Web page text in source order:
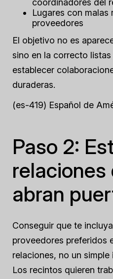
coordinadores del
Lugares con malas
proveedores
El objetivo no es
sino en la correcto
establecer
duraderas.
(es-419) Español de
Paso 2:
relaciones
abran
Conseguir que te
proveedores preferidos
relaciones, no un
Los recintos quieren